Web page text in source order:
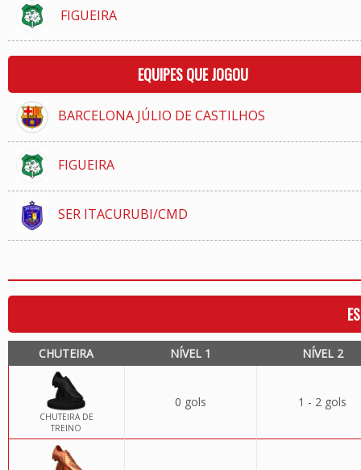
FIGUEIRA
EQUIPES QUE JOGOU
BARCELONA JÚLIO DE CASTILHOS
FIGUEIRA
SER ITACURUBI/CMD
CHUTEIRA NÍVEL 1 NÍVEL 2
CHUTEIRA DE
TREINO
0 gols 1 - 2 gols